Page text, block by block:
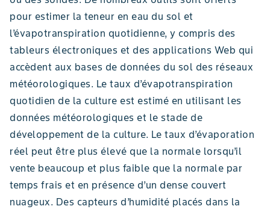
pour estimer la teneur en eau du sol et
l’évapotranspiration quotidienne, y compris des
tableurs électroniques et des applications Web qui
accèdent aux bases de données du sol des réseaux
météorologiques. Le taux d’évapotranspiration
quotidien de la culture est estimé en utilisant les
données météorologiques et le stade de
développement de la culture. Le taux d’évaporation
réel peut être plus élevé que la normale lorsqu’il
vente beaucoup et plus faible que la normale par
temps frais et en présence d’un dense couvert
nuageux. Des capteurs d’humidité placés dans la